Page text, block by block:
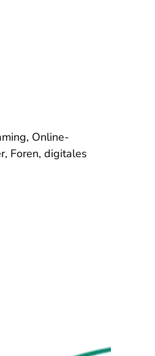
Online-
Foren, digitales